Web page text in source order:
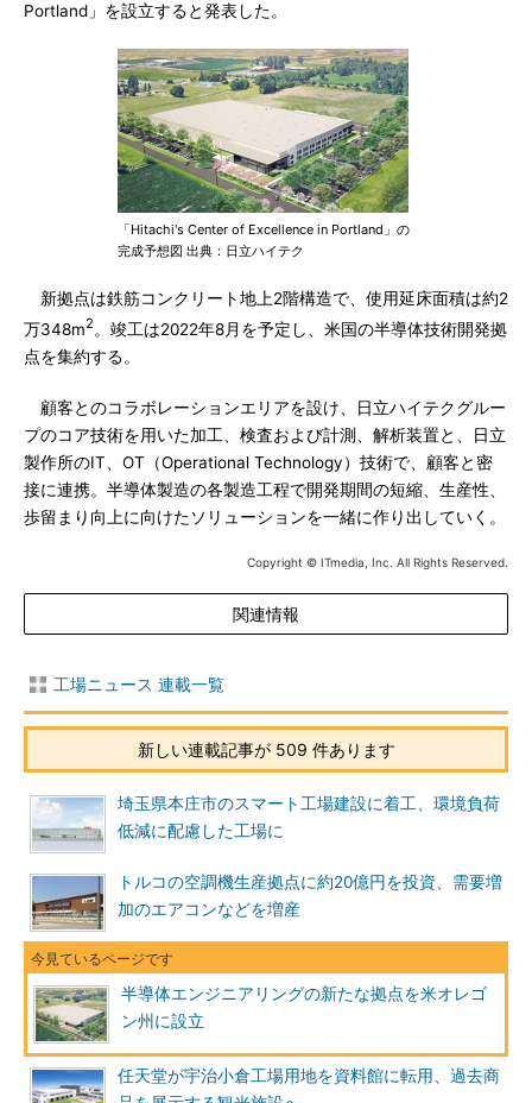
Portland」を設立すると発表した。
「Hitachi's Center of Excellence in Portland」の
完成予想図 出典：日立ハイテク
新拠点は鉄筋コンクリート地上2階構造で、使用延床面積は約2
万348m2 。竣工は2022年8月を予定し、米国の半導体技術開発拠
点を集約する。
顧客とのコラボレーションエリアを設け、日立ハイテクグルー
プのコア技術を用いた加工、検査および計測、解析装置と、日立
製作所のIT、OT（Operational Technology）技術で、顧客と密
接に連携。半導体製造の各製造工程で開発期間の短縮、生産性、
歩留まり向上に向けたソリューションを一緒に作り出していく。
Copyright © ITmedia, Inc. All Rights Reserved.
関連情報
工場ニュース 連載一覧
新しい連載記事が 509 件あります
埼玉県本庄市のスマート工場建設に着工、環境負荷
低減に配慮した工場に
トルコの空調機生産拠点に約20億円を投資、需要増
加のエアコンなどを増産
半導体エンジニアリングの新たな拠点を米オレゴ
ン州に設立
任天堂が宇治小倉工場用地を資料館に転用、過去商